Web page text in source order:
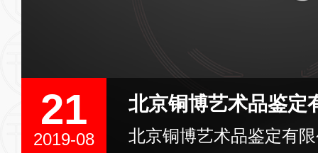
21
2019-08
北京铜博艺术品鉴定